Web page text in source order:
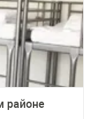
районе